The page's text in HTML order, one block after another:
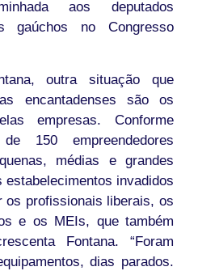
aos deputados
gaúchos no Congresso
outra situação que
encantadenses são os
empresas. Conforme
150 empreendedores
médias e grandes
invadidos
os profissionais liberais, os
e os MEIs, que também
Fontana. “Foram
dias parados.